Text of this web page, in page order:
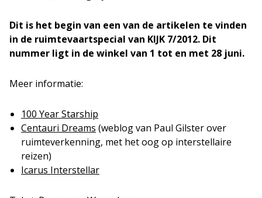
Dit is het begin van een van de artikelen te vinden
in de ruimtevaartspecial van KIJK 7/2012. Dit
nummer ligt in de winkel van 1 tot en met 28 juni.
Meer informatie:
100 Year Starship
Centauri Dreams (weblog van Paul Gilster over
ruimteverkenning, met het oog op interstellaire
reizen)
Icarus Interstellar